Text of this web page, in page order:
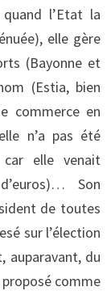
l’Etat la
elle gère
(Bayonne et
(Estia, bien
commerce en
n’a pas été
elle venait
Son
de toutes
sur l’élection
auparavant, du
proposé comme